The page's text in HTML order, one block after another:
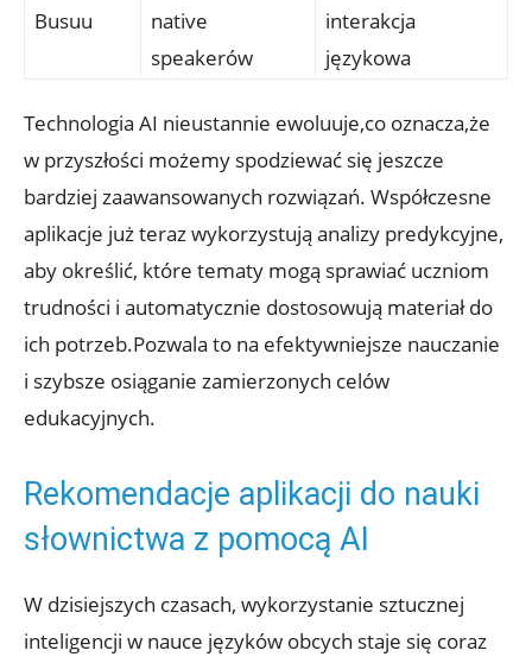
Busuu
native
speakerów
interakcja
językowa
Technologia ⁤AI nieustannie ewoluuje,co oznacza,że⁣
w przyszłości​ możemy spodziewać ‍się jeszcze
bardziej zaawansowanych rozwiązań. Współczesne
aplikacje ​już teraz wykorzystują‌ analizy predykcyjne,​
aby‌ określić, ‌które tematy mogą sprawiać ⁤uczniom
trudności ​i automatycznie dostosowują ​materiał do
⁢ich potrzeb.Pozwala to⁢ na efektywniejsze ⁣nauczanie
i szybsze osiąganie zamierzonych celów
⁣edukacyjnych.
Rekomendacje ⁢aplikacji do nauki
słownictwa z ‍pomocą ​AI
W dzisiejszych czasach, wykorzystanie sztucznej
inteligencji w nauce języków ⁣obcych staje się coraz‌